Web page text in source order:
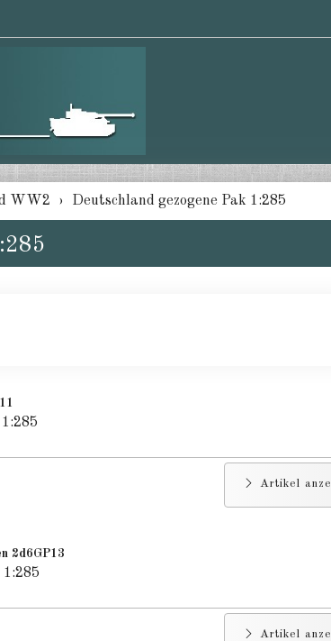
WW2 Deutschland gezogene Pak 1:285
Artikel
2d6GP13
1:285
Artikel